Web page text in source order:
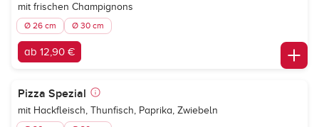
mit frischen Champignons
Ø 26 cm Ø 30 cm
ab 12,90 €
Pizza Spezial
mit Hackfleisch, Thunfisch, Paprika, Zwiebeln